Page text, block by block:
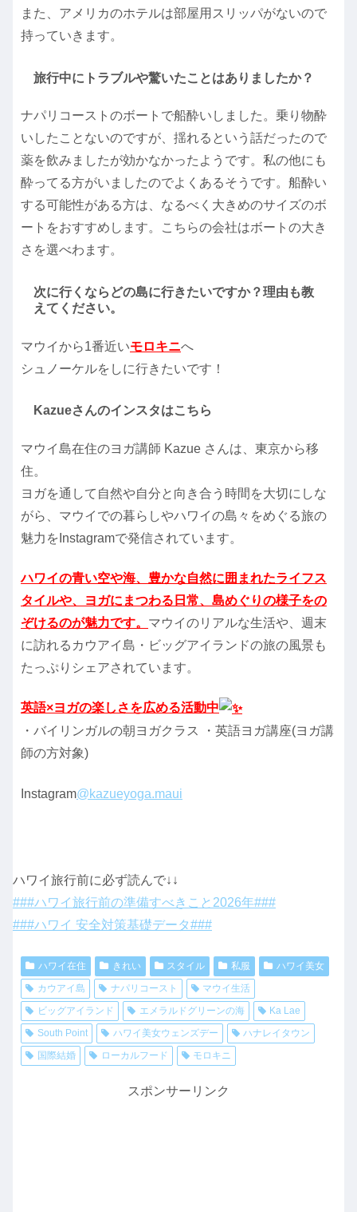
また、アメリカのホテルは部屋用スリッパがないので
持っていきます。
旅行中にトラブルや驚いたことはありましたか？
ナパリコーストのボートで船酔いしました。乗り物酔
いしたことないのですが、揺れるという話だったので
薬を飲みましたが効かなかったようです。私の他にも
酔ってる方がいましたのでよくあるそうです。船酔い
する可能性がある方は、なるべく大きめのサイズのボ
ートをおすすめします。こちらの会社はボートの大き
さを選べわます。
次に行くならどの島に行きたいですか？理由も教
えてください。
マウイから1番近いモロキニへ
シュノーケルをしに行きたいです！
Kazueさんのインスタはこちら
マウイ島在住のヨガ講師 Kazue さんは、東京から移
住。
ヨガを通して自然や自分と向き合う時間を大切にしな
がら、マウイでの暮らしやハワイの島々をめぐる旅の
魅力をInstagramで発信されています。
ハワイの青い空や海、豊かな自然に囲まれたライフス
タイルや、ヨガにまつわる日常、島めぐりの様子をの
ぞけるのが魅力です。 マウイのリアルな生活や、週末
に訪れるカウアイ島・ビッグアイランドの旅の風景も
たっぷりシェアされています。
英語×ヨガの楽しさを広める活動中
・バイリンガルの朝ヨガクラス ・英語ヨガ講座(ヨガ講
師の方対象)
Instagram@kazueyoga.maui
ハワイ旅行前に必ず読んで↓↓
###ハワイ旅行前の準備すべきこと2026年###
###ハワイ 安全対策基礎データ###
ハワイ在住 きれい スタイル 私服
ハワイ美女
カウアイ島
ナパリコースト
マウイ生活
ビッグアイランド
エメラルドグリーンの海
Ka Lae
South Point
ハワイ美女ウェンズデー
ハナレイタウン
国際結婚
ローカルフード モロキニ
スポンサーリンク